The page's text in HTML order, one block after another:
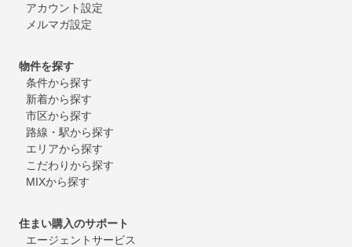
アカウント設定
メルマガ設定
物件を探す
条件から探す
新着から探す
市区から探す
路線・駅から探す
エリアから探す
こだわりから探す
MIXから探す
住まい購入のサポート
エージェントサービス